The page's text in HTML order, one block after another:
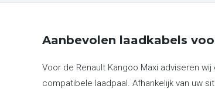
Aanbevolen laadkabels
Voor de Renault Kangoo Maxi adviseren
compatibele laadpaal. Afhankelijk van uw